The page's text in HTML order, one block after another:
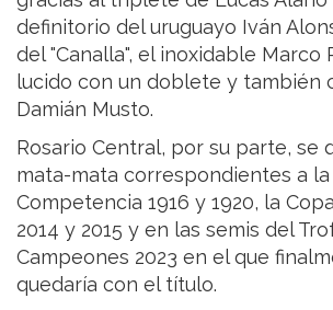
definitorio del uruguayo Iván
del "Canalla", el inoxidable Marco
lucido con un doblete y también
Damián Musto.
Rosario Central, por su parte, se
mata-mata correspondientes a la
Competencia 1916 y 1920, la
2014 y 2015 y en las semis del
Campeones 2023 en el que
quedaría con el título.